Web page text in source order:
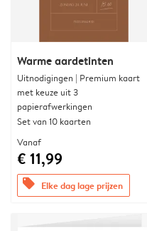
Warme aardetinten
Uitnodigingen | Premium kaart
met keuze uit 3
papierafwerkingen
Set van 10 kaarten
Vanaf
€ 11,99
offers Elke dag lage prijzen